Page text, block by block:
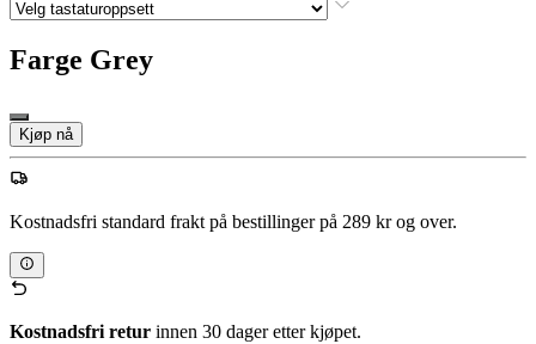
Farge Grey
Kjøp nå
Kostnadsfri standard frakt på bestillinger på 289 kr og over.
Kostnadsfri retur innen 30 dager etter kjøpet.